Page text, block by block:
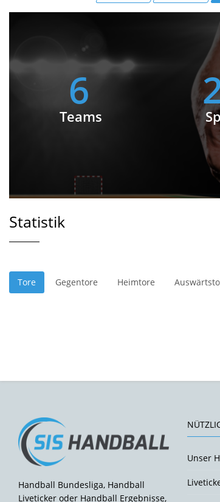
6
Teams
Statistik
Tore Gegentore Heimtore
Handball Bundesliga, Handball
Liveticker oder Handball Ergebnisse,
Unser